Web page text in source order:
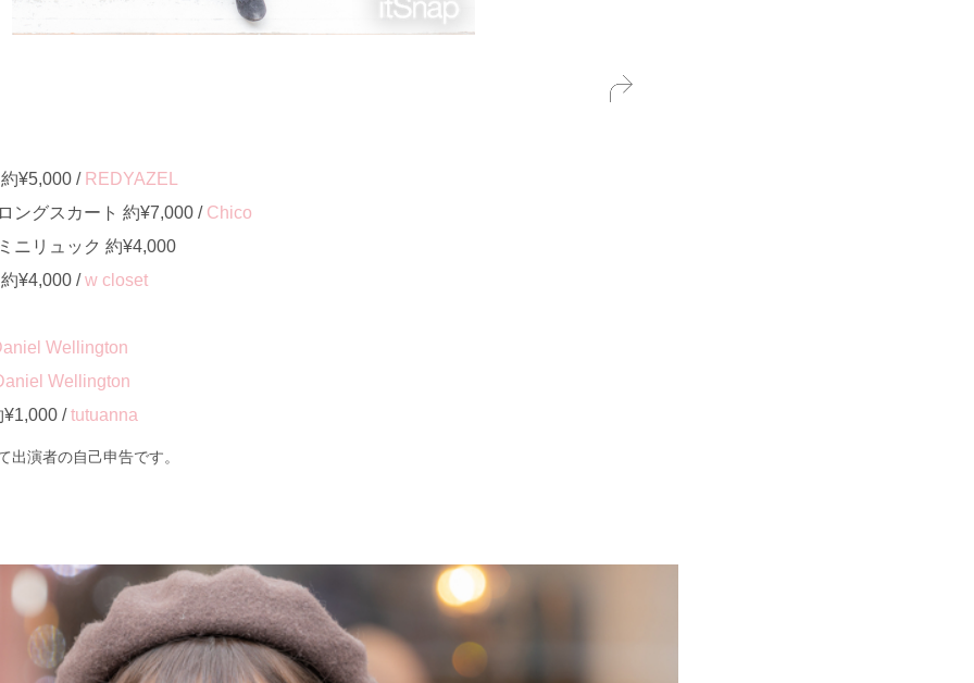
¥5,000 / REDYAZEL
ングスカート 約¥7,000 / Chico
ニリュック 約¥4,000
¥4,000 /w closet
Wellington
Wellington
¥1,000 /tutuanna
演者の自己申告です。